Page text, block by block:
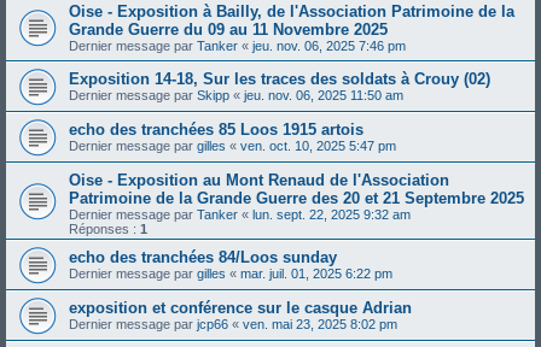
Oise - Exposition à Bailly, de l'Association Patrimoine de la
Grande Guerre du 09 au 11 Novembre 2025
Dernier message par Tanker « jeu. nov. 06, 2025 7:46 pm
Exposition 14-18, Sur les traces des soldats à Crouy (02)
Dernier message par Skipp « jeu. nov. 06, 2025 11:50 am
echo des tranchées 85 Loos 1915 artois
Dernier message par gilles « ven. oct. 10, 2025 5:47 pm
Oise - Exposition au Mont Renaud de l'Association
Patrimoine de la Grande Guerre des 20 et 21 Septembre 2025
Dernier message par Tanker « lun. sept. 22, 2025 9:32 am
Réponses : 1
echo des tranchées 84/Loos sunday
Dernier message par gilles « mar. juil. 01, 2025 6:22 pm
exposition et conférence sur le casque Adrian
Dernier message par jcp66 « ven. mai 23, 2025 8:02 pm